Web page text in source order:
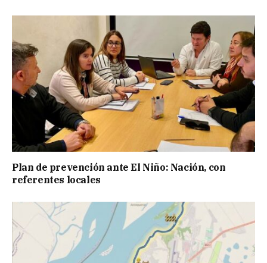
Plan de prevención ante El Niño: Nación, con
referentes locales